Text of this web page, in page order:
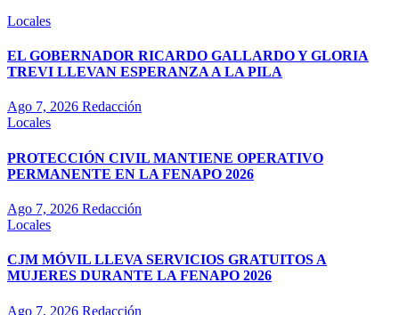
Locales
EL GOBERNADOR RICARDO GALLARDO Y GLORIA
TREVI LLEVAN ESPERANZA A LA PILA
Ago 7, 2026 Redacción
Locales
PROTECCIÓN CIVIL MANTIENE OPERATIVO
PERMANENTE EN LA FENAPO 2026
Ago 7, 2026 Redacción
Locales
CJM MÓVIL LLEVA SERVICIOS GRATUITOS A
MUJERES DURANTE LA FENAPO 2026
Ago 7, 2026 Redacción